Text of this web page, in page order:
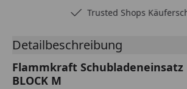
Trusted Shops
Detailbeschreibung
Flammkraft Schubladeneinsatz
BLOCK M